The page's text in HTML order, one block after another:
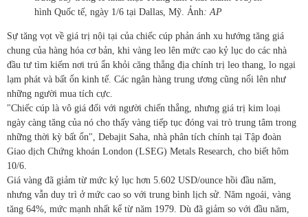
hình Quốc tế, ngày 1/6 tại Dallas, Mỹ. Ảnh : AP
Sự tăng vọt về giá trị nội tại của chiếc cúp phản ánh xu hướng tăng giá
chung của hàng hóa cơ bản, khi vàng leo lên mức cao kỷ lục do các nhà
đầu tư tìm kiếm nơi trú ẩn khỏi căng thẳng địa chính trị leo thang, lo ngại
lạm phát và bất ổn kinh tế. Các ngân hàng trung ương cũng nổi lên như
những người mua tích cực.
"Chiếc cúp là vô giá đối với người chiến thắng, nhưng giá trị kim loại
ngày càng tăng của nó cho thấy vàng tiếp tục đóng vai trò trung tâm trong
những thời kỳ bất ổn", Debajit Saha, nhà phân tích chính tại Tập đoàn
Giao dịch Chứng khoán London (LSEG) Metals Research, cho biết hôm
10/6.
Giá vàng đã giảm từ mức kỷ lục hơn 5.602 USD/ounce hồi đầu năm,
nhưng vẫn duy trì ở mức cao so với trung bình lịch sử. Năm ngoái, vàng
tăng 64%, mức mạnh nhất kể từ năm 1979. Dù đã giảm so với đầu năm,